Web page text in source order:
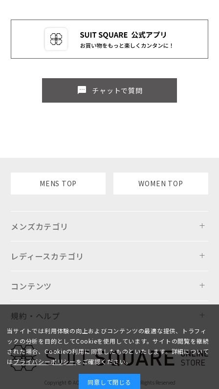
sms チャットで質問
MENS TOP WOMEN TOP
メンズカテゴリ
レディースカテゴリ
コンテンツ
規約・ヘルプ
Copyright © AOYAMA TRADING Co.,Ltd. All Rights Reserved
当サイトでは利用体験の向上およびコンテンツの最適な提供、トラフィ
ックの分析を目的としてCookieを使用しています。サイトの閲覧を継続
された場合、Cookieの利用に同意したものといたします。詳細について
はプライバシーポリシーをご確認ください。
同意して閉じる